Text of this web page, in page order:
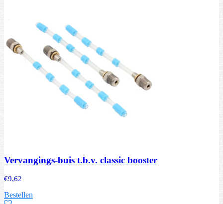
Vervangings-buis t.b.v. classic booster
€9,62
Bestellen